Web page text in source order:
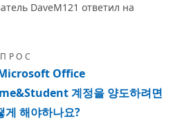
DaveM121 ответил на
Office
계정을 양도하려면
게 해야하나요?